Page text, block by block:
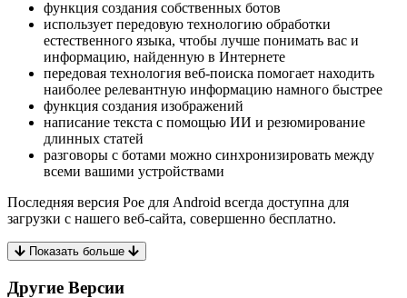
функция создания собственных ботов
использует передовую технологию обработки
естественного языка, чтобы лучше понимать вас и
информацию, найденную в Интернете
передовая технология веб-поиска помогает находить
наиболее релевантную информацию намного быстрее
функция создания изображений
написание текста с помощью ИИ и резюмирование
длинных статей
разговоры с ботами можно синхронизировать между
всеми вашими устройствами
Последняя версия Poe для Android всегда доступна для
загрузки с нашего веб-сайта, совершенно бесплатно.
Показать больше
Другие Версии